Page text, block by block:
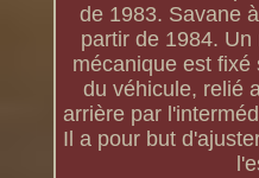
de 1983. Savane
partir de 1984.
mécanique est
du véhicule, relié
arrière par
Il a pour but